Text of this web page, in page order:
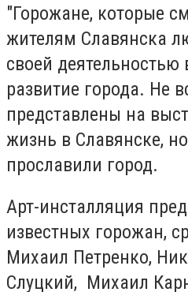
"Горожане, которые
жителям Славянска
своей деятельностью
развитие города. Не
представлены на
жизнь в Славянске,
прославили город.
Арт-инсталляция
известных горожан,
Михаил Петренко,
Слуцкий, Михаил